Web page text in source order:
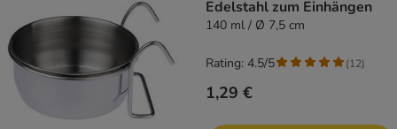
Edelstahl zum Einhängen
140 ml / Ø 7,5 cm
1,29 €
Rating: 4.5/5 (12)